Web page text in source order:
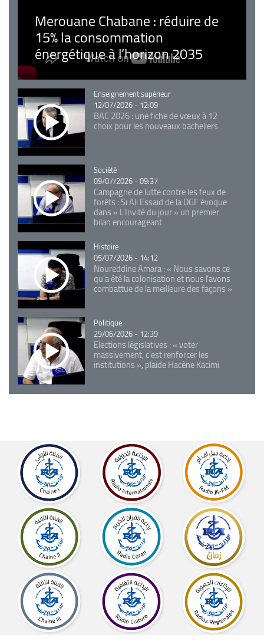
Merouane Chabane : réduire de
15% la consommation
énergétique à l’horizon 2035
Catégorie
Enseignement supérieur
12/07/2026 - 12:09
BAC 2026 : une fiche de vœux à 12
choix pour les nouveaux bacheliers
Catégorie
Société
09/07/2026 - 09:37
Campagne de lutte contre les feux de
forêts : Si Ali Essaid de la DGF évoque
dans « L'Invité du jour » un premier
bilan encourageant
Catégorie
Histoire
05/07/2026 - 14:12
Noureddine Amara : « Nous savons ce
qu’a été la colonisation et nous l’avons
combattue de la meilleure des façons »
Catégorie
Politique
29/06/2026 - 12:39
Elections législatives : « voter
massivement, c'est renforcer les
institutions », plaide Hacène Kacimi